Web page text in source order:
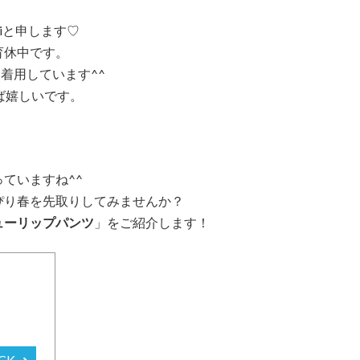
と申します♡
中です。
用しています^^
しいです。
ていますね^^
春を先取りしてみませんか？
ーリップパンツ 」をご紹介します！